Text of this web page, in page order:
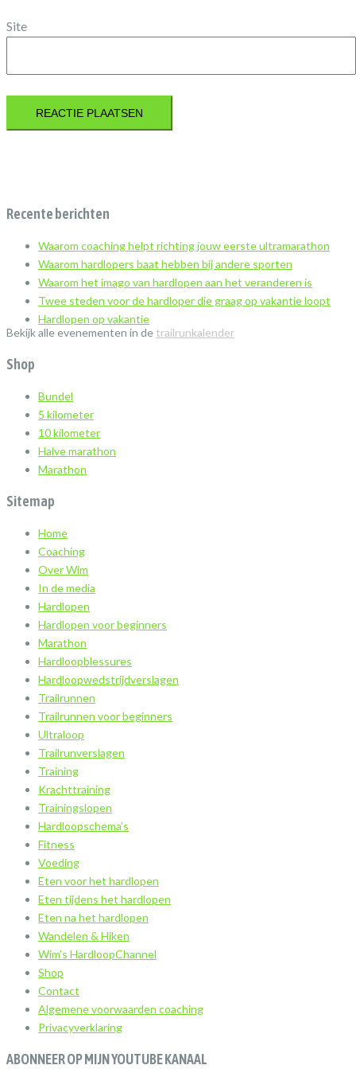
Site
Recente berichten
Waarom coaching helpt richting jouw eerste ultramarathon
Waarom hardlopers baat hebben bij andere sporten
Waarom het imago van hardlopen aan het veranderen is
Twee steden voor de hardloper die graag op vakantie loopt
Hardlopen op vakantie
Bekijk alle evenementen in de trailrunkalender
Shop
Bundel
5 kilometer
10 kilometer
Halve marathon
Marathon
Sitemap
Home
Coaching
Over Wim
In de media
Hardlopen
Hardlopen voor beginners
Marathon
Hardloopblessures
Hardloopwedstrijdverslagen
Trailrunnen
Trailrunnen voor beginners
Ultraloop
Trailrunverslagen
Training
Krachttraining
Trainingslopen
Hardloopschema’s
Fitness
Voeding
Eten voor het hardlopen
Eten tijdens het hardlopen
Eten na het hardlopen
Wandelen & Hiken
Wim’s HardloopChannel
Shop
Contact
Algemene voorwaarden coaching
Privacyverklaring
ABONNEER OP MIJN YOUTUBE KANAAL